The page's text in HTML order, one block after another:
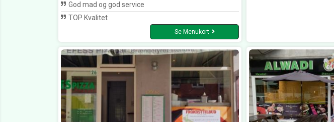
God mad og god service
TOP Kvalitet
Se Menukort